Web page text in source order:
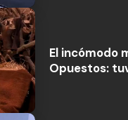
El incómodo
Opuestos: